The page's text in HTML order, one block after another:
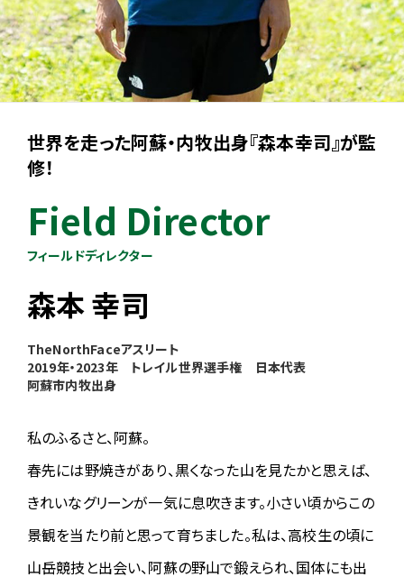
【ショートコース】
A6エイド：25km地点 熊本ゼミナール童夢館→26km地点 久石ファ
ーム
関門時刻 5/9 19:00
フィニッシュ：アスペクタ 30km→
2026.04.30
【参加案内を公開しました】
参加案内
2026.04.27
【エントリーリスト公開】
エントリーリストを公開しました。受付時にゼッケンNo.が必要なの
また同リストは競技中はそのまま速報ページになります。お仲間やご
家族等の応援にご活用ください。
→エントリーリスト／web速報
2026.04.27
【コースマップ詳細版を公開しました】
※スタート～A4旧上色見小学校区間、アスペクタ～駒返峠区間は牧
野・私有地を含むため試走禁止です。
前に管理事務所へご連絡をお願いいたします。
大会当日は特別な許可を得て走行が可能となっています。
世界を走った阿蘇・内牧出身『森本幸司』が監
修！
Field Director
フィールドディレクター
森本 幸司
TheNorthFaceアスリート
2019年・2023年 トレイル世界選手権 日本代表
阿蘇市内牧出身
私のふるさと、阿蘇。
春先には野焼きがあり、黒くなった山を見たかと思えば、
きれいなグリーンが一気に息吹きます。小さい頃からこの
景観を当たり前と思って育ちました。私は、高校生の頃に
山岳競技と出会い、阿蘇の野山で鍛えられ、国体にも出